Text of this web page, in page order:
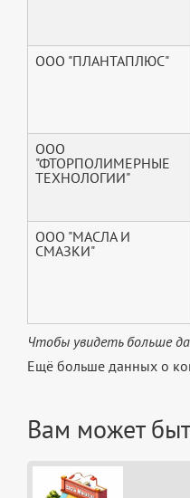
ООО "ПЛАНТАПЛЮС"
ООО
"ФТОРПОЛИМЕРНЫЕ
ТЕХНОЛОГИИ"
ООО "МАСЛА И
СМАЗКИ"
Чтобы увидеть больше
Ещё больше данных о
Вам может